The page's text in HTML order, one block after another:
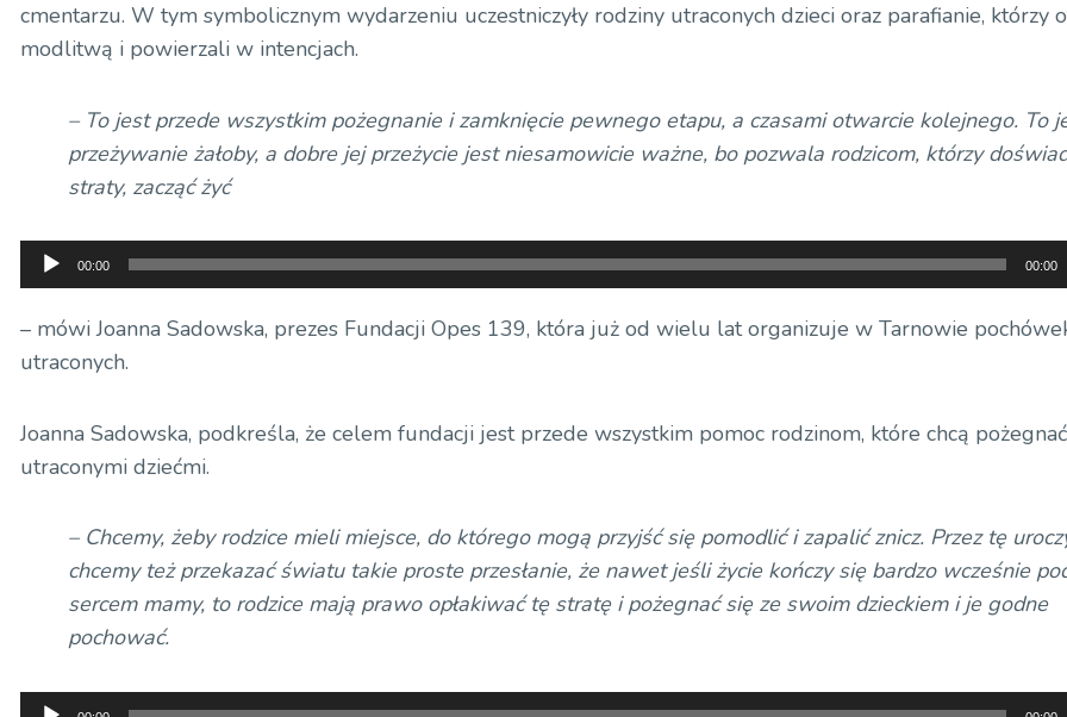
cmentarzu. W tym symbolicznym wydarzeniu uczestniczyły rodziny utraconych dzieci oraz parafianie, którzy
modlitwą i powierzali w intencjach.
– To jest przede wszystkim pożegnanie i zamknięcie pewnego etapu, a czasami otwarcie kolejnego. To
przeżywanie żałoby, a dobre jej przeżycie jest niesamowicie ważne, bo pozwala rodzicom, którzy
straty, zacząć żyć
Odtwarzacz
plików
dźwiękowych
00:00 00:00
– mówi Joanna Sadowska, prezes Fundacji Opes 139, która już od wielu lat organizuje w Tarnowie
utraconych.
Joanna Sadowska, podkreśla, że celem fundacji jest przede wszystkim pomoc rodzinom, które chcą
utraconymi dziećmi.
– Chcemy, żeby rodzice mieli miejsce, do którego mogą przyjść się pomodlić i zapalić znicz. Przez tę
chcemy też przekazać światu takie proste przesłanie, że nawet jeśli życie kończy się bardzo wcześnie
sercem mamy, to rodzice mają prawo opłakiwać tę stratę i pożegnać się ze swoim dzieckiem i je godne
pochować.
Odtwarzacz